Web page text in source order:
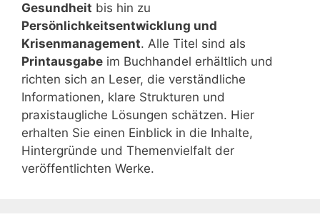
Gesundheit bis hin zu
Persönlichkeitsentwicklung und
Krisenmanagement. Alle Titel sind als
Printausgabe im Buchhandel erhältlich und
richten sich an Leser, die verständliche
Informationen, klare Strukturen und
praxistaugliche Lösungen schätzen. Hier
erhalten Sie einen Einblick in die Inhalte,
Hintergründe und Themenvielfalt der
veröffentlichten Werke.